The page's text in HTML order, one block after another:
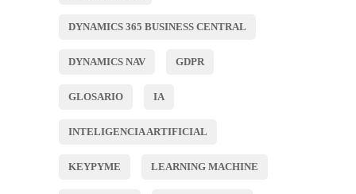
DYNAMICS 365 BUSINESS CENTRAL
DYNAMICS NAV GDPR
GLOSARIO IA
INTELIGENCIA ARTIFICIAL
KEYPYME LEARNING MACHINE